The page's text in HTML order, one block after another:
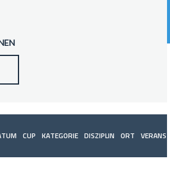
CUP KATEGORIE DISZIPLIN ORT